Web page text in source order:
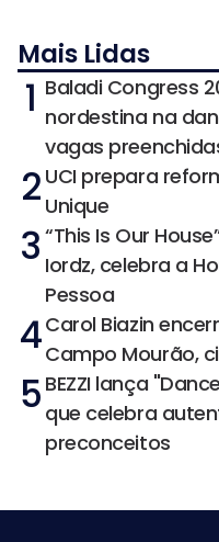
Mais Lidas
1 Baladi Congress
nordestina na
vagas
2 UCI prepara
Unique
3 “This Is Our
Iordz, celebra a
Pessoa
4Carol Biazin
Campo Mourão,
5 BEZZI lança
que celebra
preconceitos